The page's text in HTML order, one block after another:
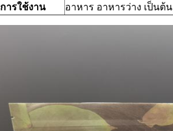
การใช้งาน
อาหาร อาหารว่าง เป็นต้น